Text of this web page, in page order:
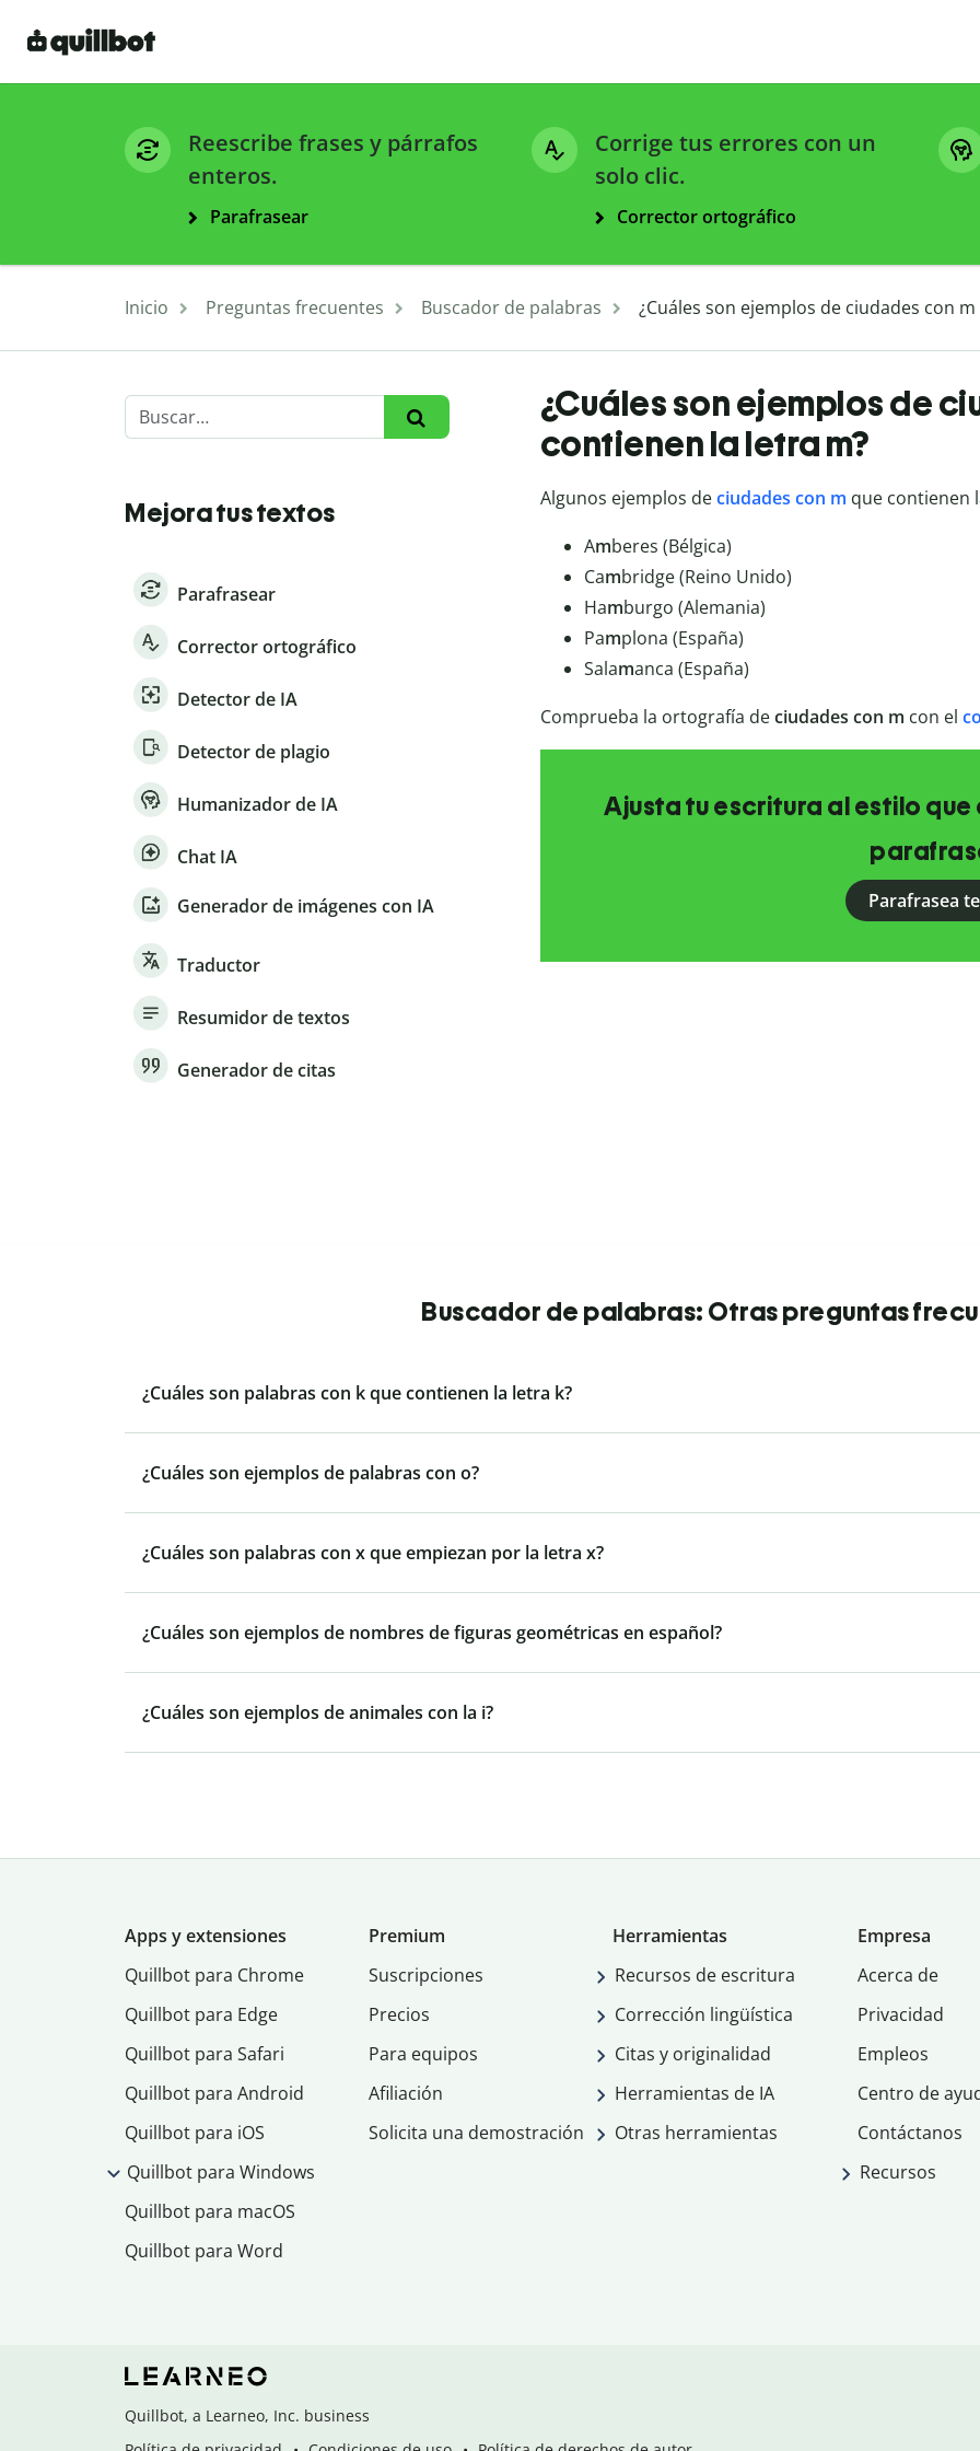
Reescribe frases y párrafos
enteros.
Parafrasear
Corrige tus errores con un
solo clic.
Corrector ortográfico
Inicio Preguntas frecuentes Buscador de palabras ¿Cuáles son ejemplos de ciudades con
Mejora tus textos
Parafrasear
Corrector ortográfico
Detector de IA
Detector de plagio
Humanizador de IA
Chat IA
Generador de imágenes con IA
Traductor
Resumidor de textos
Generador de citas
¿Cuáles son ejemplos de
contienen la letra m?
Algunos ejemplos deciudades con m que contienen
Amberes (Bélgica)
Cambridge (Reino Unido)
Hamburgo (Alemania)
Pamplona (España)
Salamanca (España)
Comprueba la ortografía deciudades con m con el
Ajusta tu escritura al estilo
Parafrasea
Buscador de palabras: Otras preguntas
¿Cuáles son palabras con k que contienen la letra k?
¿Cuáles son ejemplos de palabras con o?
¿Cuáles son palabras con x que empiezan por la letra x?
¿Cuáles son ejemplos de nombres de figuras geométricas en español?
¿Cuáles son ejemplos de animales con la i?
Apps y extensiones
Quillbot para Chrome
Quillbot para Edge
Quillbot para Safari
Quillbot para Android
Quillbot para iOS
Quillbot para Windows
Quillbot para macOS
Quillbot para Word
Premium
Suscripciones
Precios
Para equipos
Afiliación
Solicita una demostración
Herramientas
Recursos de escritura
Corrección lingüística
Citas y originalidad
Herramientas de IA
Otras herramientas
Empresa
Acerca de
Privacidad
Empleos
Centro de
Contáctanos
Recursos
Quillbot, a Learneo, Inc. business